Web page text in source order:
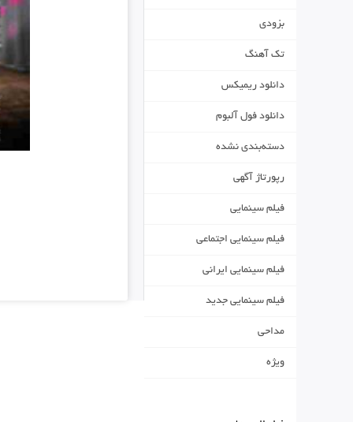
بزودی
تک آهنگ
دانلود ریمیکس
دانلود فول آلبوم
دسته‌بندی نشده
رپورتاژ آگهی
فیلم سینمایی
فیلم سینمایی اجتماعی
فیلم سینمایی ایرانی
فیلم سینمایی جدید
مداحی
ویژه